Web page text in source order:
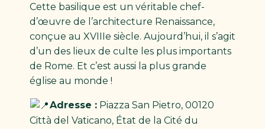
Cette basilique est un véritable chef-
d’œuvre de l’architecture Renaissance,
conçue au XVIIIe siècle. Aujourd’hui, il s’agit
d’un des lieux de culte les plus importants
de Rome. Et c’est aussi la plus grande
église au monde !
Adresse : Piazza San Pietro, 00120
Città del Vaticano, État de la Cité du